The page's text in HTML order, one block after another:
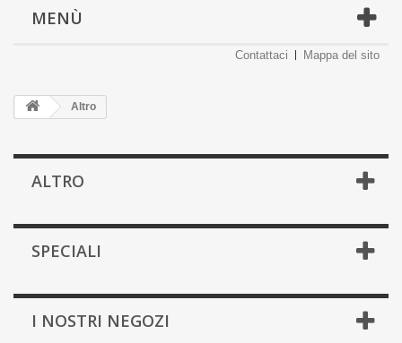
MENÙ
Contattaci Mappa del sito
Altro
ALTRO
SPECIALI
I NOSTRI NEGOZI